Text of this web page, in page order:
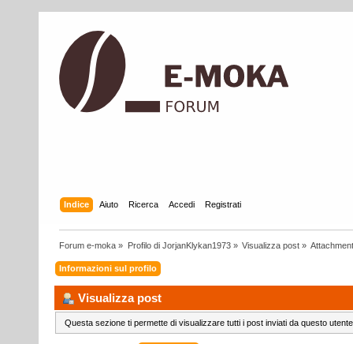
Indice Aiuto Ricerca Accedi Registrati
Forum e-moka » Profilo di JorjanKlykan1973» Visualizza post»
Informazioni sul profilo
Visualizza post
Questa sezione ti permette di visualizzare tutti i post inviati da questo